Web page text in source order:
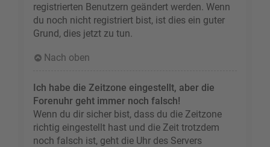
registrierten Benutzern geändert werden. Wenn
du noch nicht registriert bist, ist dies ein guter
Grund, dies jetzt zu tun.
Nach oben
Ich habe die Zeitzone eingestellt, aber die
Forenuhr geht immer noch falsch!
Wenn du dir sicher bist, dass du die Zeitzone
richtig eingestellt hast und die Zeit trotzdem
noch falsch ist, geht die Uhr des Servers